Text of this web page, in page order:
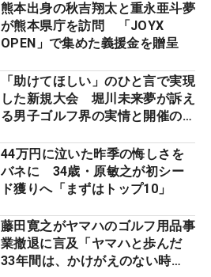
熊本出身の秋吉翔太と重永亜斗夢
が熊本県庁を訪問 「JOYX
OPEN」で集めた義援金を贈呈
「助けてほしい」のひと言で実現
した新規大会 堀川未来夢が訴え
る男子ゴルフ界の実情と開催の舞
44万円に泣いた昨季の悔しさを
バネに 34歳・原敏之が初シー
ド獲りへ「まずはトップ10」
藤田寛之がヤマハのゴルフ用品事
業撤退に言及「ヤマハと歩んだ
33年間は、かけがえのない時